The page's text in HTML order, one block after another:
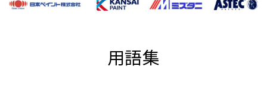
用語集